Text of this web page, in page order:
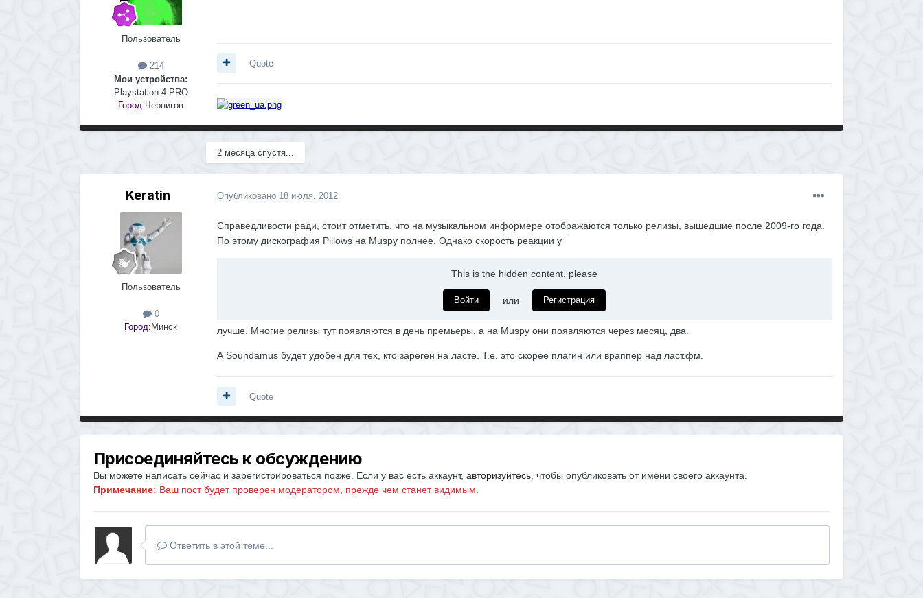
Пользователь
214
Мои устройства:
Playstation 4 PRO
Город:Чернигов
Quote
2 месяца спустя...
Keratin
Пользователь
0
Город:Минск
Опубликовано 18 июля, 2012
Справедливости ради, стоит отметить, что на музыкальном информере отображаются только релизы, вышедшие после 2009-го года.
По этому дискография Pillows на Muspy полнее. Однако скорость реакции у
This is the hidden content, please
Войти или Регистрация
лучше. Многие релизы тут появляются в день премьеры, а на Muspy они появляются через месяц, два.
А Soundamus будет удобен для тех, кто зареген на ласте. Т.е. это скорее плагин или враппер над ласт.фм.
Quote
Присоединяйтесь к обсуждению
Вы можете написать сейчас и зарегистрироваться позже. Если у вас есть аккаунт, авторизуйтесь, чтобы опубликовать от имени своего аккаунта.
Примечание: Ваш пост будет проверен модератором, прежде чем станет видимым.
Ответить в этой теме...